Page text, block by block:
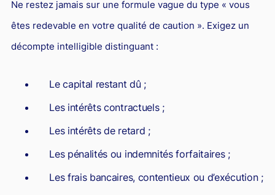
Ne restez jamais sur une formule vague du type « vous
êtes redevable en votre qualité de caution ». Exigez un
décompte intelligible distinguant :
Le capital restant dû ;
Les intérêts contractuels ;
Les intérêts de retard ;
Les pénalités ou indemnités forfaitaires ;
Les frais bancaires, contentieux ou d’exécution ;